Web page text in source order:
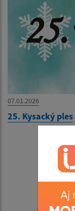
07.01.2026
25. Kysacký ples